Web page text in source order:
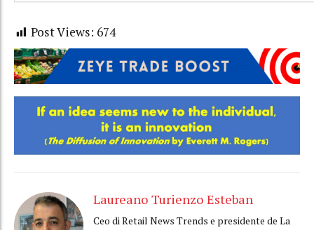
Post Views: 674
Laureano Turienzo Esteban
Ceo di Retail News Trends e presidente de La